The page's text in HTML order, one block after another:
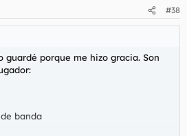
#38
guardé porque me hizo gracia. Son
banda